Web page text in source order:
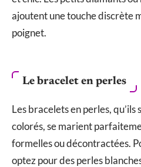
ajoutent une touche discrète
poignet.
Le bracelet en perles
Les bracelets en perles, qu’ils
colorés, se marient
formelles ou décontractées.
optez pour des perles